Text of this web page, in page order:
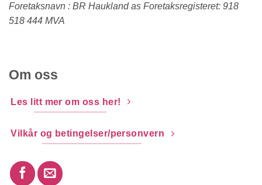
Foretaksnavn : BR Haukland as Foretaksregisteret: 918
518 444 MVA
Om oss
Les litt mer om oss her!
Vilkår og betingelser/personvern